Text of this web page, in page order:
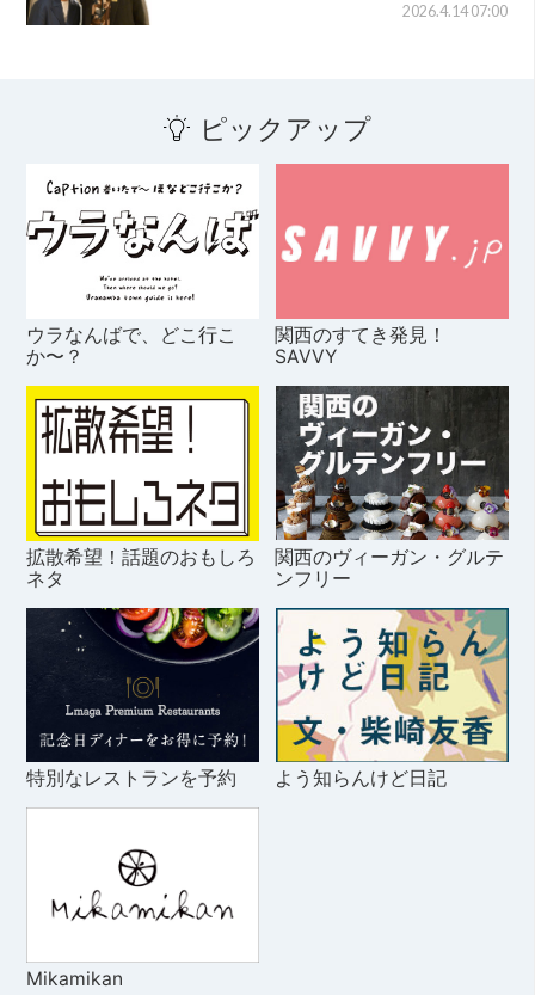
2026.4.14 07:00
ピックアップ
ウラなんばで、どこ行こ
か〜？
関西のすてき発見！
SAVVY
拡散希望！話題のおもしろ
ネタ
関西のヴィーガン・グルテ
ンフリー
特別なレストランを予約 よう知らんけど日記
Mikamikan